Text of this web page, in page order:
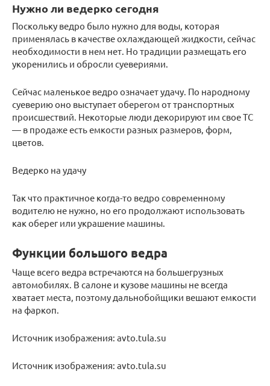
Нужно ли ведерко сегодня
Поскольку ведро было нужно для воды, которая
применялась в качестве охлаждающей жидкости, сейчас
необходимости в нем нет. Но традиции размещать его
укоренились и обросли суевериями.
Сейчас маленькое ведро означает удачу. По народному
суеверию оно выступает оберегом от транспортных
происшествий. Некоторые люди декорируют им свое ТС
— в продаже есть емкости разных размеров, форм,
цветов.
Ведерко на удачу
Так что практичное когда-то ведро современному
водителю не нужно, но его продолжают использовать
как оберег или украшение машины.
Функции большого ведра
Чаще всего ведра встречаются на большегрузных
автомобилях. В салоне и кузове машины не всегда
хватает места, поэтому дальнобойщики вешают емкости
на фаркоп.
Источник изображения: avto.tula.su
Источник изображения: avto.tula.su